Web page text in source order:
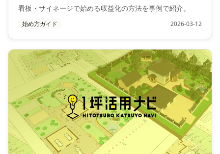
看板・サイネージで始める収益化の方法を事例で紹介。
始め方ガイド 2026-03-12